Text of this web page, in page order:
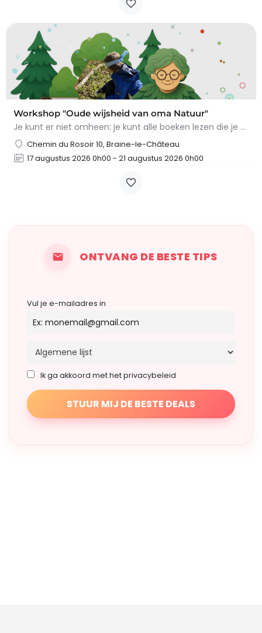
Workshop "Oude wijsheid van oma Natuur"
Je kunt er niet omheen: je kunt alle boeken lezen die je wilt, maar niets overtreft de tips en trucs van Oma…
Chemin du Rosoir 10, Braine-le-Château
17 augustus 2026 0h00 - 21 augustus 2026 0h00
ONTVANG DE BESTE TIPS
Vul je e-mailadres in
Ik ga akkoord met het privacybeleid